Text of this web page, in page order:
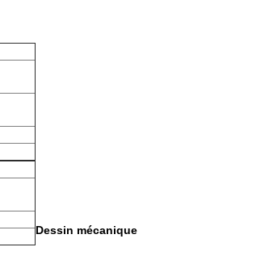
Dessin mécanique